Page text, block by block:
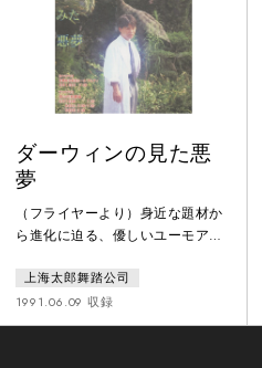
ダーウィンの見た悪
夢
（フライヤーより）身近な題材か
ら進化に迫る、優しいユーモアを
ト 九鬼葉子
上海太郎舞踏公司
1991.06.09 収録